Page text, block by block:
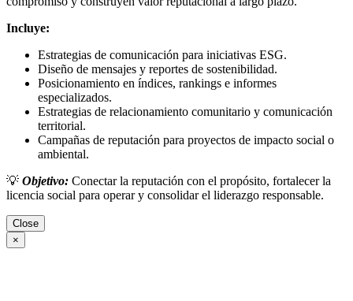
Incluye:
Estrategias de comunicación para iniciativas ESG.
Diseño de mensajes y reportes de sostenibilidad.
Posicionamiento en índices, rankings e informes
especializados.
Estrategias de relacionamiento comunitario y comunicación
territorial.
Campañas de reputación para proyectos de impacto social o
ambiental.
💡 Objetivo: Conectar la reputación con el propósito, fortalecer la
licencia social para operar y consolidar el liderazgo responsable.
Close
×